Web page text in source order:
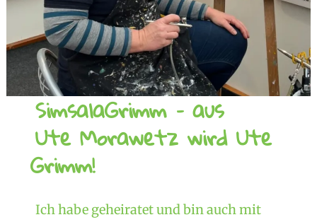
SimsalaGrimm – aus
Ute Morawetz wird Ute
Grimm!
Ich habe geheiratet und bin auch mit